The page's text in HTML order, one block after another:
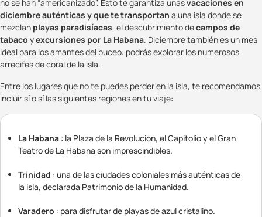
no se han “americanizado”. Esto te garantiza unasvacaciones en
diciembre auténticas y que te transportan a una isla donde se
mezclan playas paradisíacas, el descubrimiento decampos de
tabaco yexcursiones por La Habana. Diciembre también es un mes
ideal para los amantes del buceo: podrás explorar los numerosos
arrecifes de coral de la isla.
Entre los lugares que no te puedes perder en la isla, te recomendamos
incluir sí o sí las siguientes regiones en tu viaje:
La Habana : la Plaza de la Revolución, el Capitolio y el Gran
Teatro de La Habana son imprescindibles.
Trinidad : una de las ciudades coloniales más auténticas de
la isla, declarada Patrimonio de la Humanidad.
Varadero : para disfrutar de playas de azul cristalino.